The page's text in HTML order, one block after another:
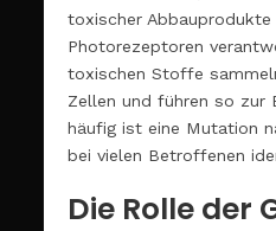
toxischer Abbauprodukte
Photorezeptoren
toxischen Stoffe
Zellen und führen so zur
häufig ist eine Mutation
bei vielen Betroffenen
Die Rolle der